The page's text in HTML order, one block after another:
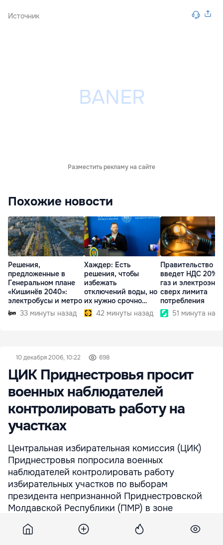
Источник
Разместить рекламу на сайте
Похожие новости
Решения,
предложенные в
Генеральном плане
«Кишинёв 2040»:
электробусы и метро
33 минуты назад
Хаждер: Есть
решения, чтобы
избежать
отключений воды, но
их нужно срочно
внедрить
42 минуты назад
Правительство
введет НДС 20%
газ и
сверх лимита
потребления
51 минута
10 декабря 2006, 10:22 698
ЦИК Приднестровья просит
военных наблюдателей
контролировать работу на
участках
Центральная избирательная комиссия (ЦИК)
Приднестровья попросила военных
наблюдателей контролировать работу
избирательных участков по выборам
президента непризнанной Приднестровской
Молдавской Республики (ПМР) в зоне
Приднестровья Александр Порожан считает,